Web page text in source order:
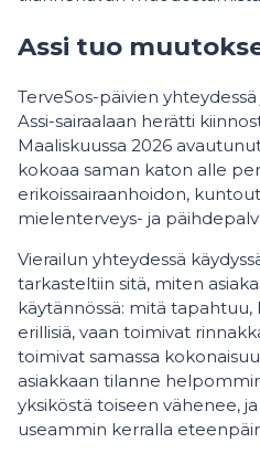
Assi tuo
TerveSos-päivien
Assi-sairaalaan herätti
Maaliskuussa 2026
kokoaa saman katon alle
erikoissairaanhoidon,
mielenterveys- ja
Vierailun yhteydessä
tarkasteltiin sitä, miten
käytännössä: mitä
erillisiä, vaan toimivat
toimivat samassa
asiakkaan tilanne
yksiköstä toiseen vähenee,
useammin kerralla